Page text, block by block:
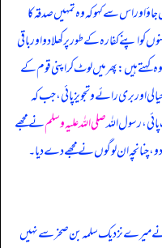
اور اس سے کہو کہ وہ تمہیں صدقہ کا
کفارہ کے طور پر کھلا دو اور باقی
کہتے ہیں: پھر میں لوٹ کر اپنی قوم کے
اور بری رائے و تجویز پائی، جب کہ
رسول اللہصلی اللہ علیہ وسلمنے مجھے
چنانچہ ان لوگوں نے مجھے دے دیا۔
نے میرے نزدیک سلمہ بن صخر سے نہیں